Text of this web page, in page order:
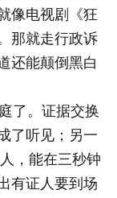
像电视剧《狂
那就走行政诉
还能颠倒黑白
了。证据交换
了听见；另一
，能在三秒钟
有证人要到场